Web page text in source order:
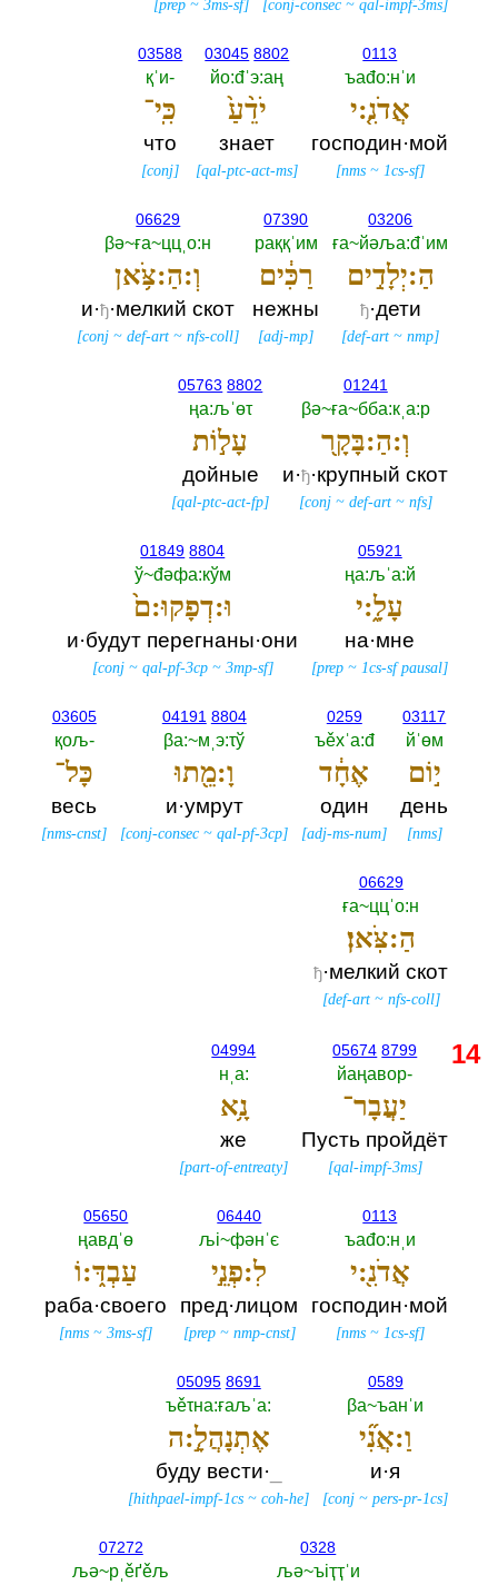
[conj-consec ~qal-impf-3ms]
[prep ~3ms-sf]
0113
ъаđо:нˈи
אֲדֹנִ֤:י
господин·мой
[nms~ 1cs-sf]
03045 8802
йо:đˈэ:аң
יֹדֵ֨עַ֙
знает
[qal-ptc-act-ms]
03588
қˈи-‎
כִּֽי־
что
[conj]
03206
ға~йәља:đˈим
הַ:יְלָדִ֣ים
ђ·дети
[def-art ~nmp]
07390
раққˈим
רַכִּ֔ים
нежны
[adj-mp]
06629
βә~ға~ццˌо:н
וְ:הַ:צֹּ֥אן
и·ђ·мелкий скот
[conj ~def-art ~nfs-coll]
01241
βә~ға~бба:кˌа:р
וְ:הַ:בָּקָ֖ר
и·ђ·крупный скот
[conj~ def-art~ nfs]
05763 8802
ңа:љˈөτ
עָל֣וֹת
дойные
[qal-ptc-act-fp]
05921
ңа:љˈа:й
עָלָ֑:י
на·мне
[prep ~1cs-sf pausal]
01849 8804
ў~đәфа:кўм
וּ:דְפָקוּ:ם֙
и·будут перегнаны·они
[conj~ qal-pf-3cp~ 3mp-sf]
03117
йˈөм
י֣וֹם
день
[nms]
0259
ъěхˈа:đ
אֶחָ֔ד
один
[adj-ms-num]
04191 8804
βа:~мˌэ:τў
וָ:מֵ֖תוּ
и·умрут
[conj-consec ~qal-pf-3cp]
03605
қољ-‎
כָּל־
весь
[nms-cnst]
06629
ға~ццˈо:н
הַ:צֹּֽאן׃
ђ·мелкий скот
[def-art~ nfs-coll]
05674 8799
йаңавор-‎
יַעֲבָר־
Пусть пройдёт
[qal-impf-3ms]
04994
нˌа:‎
נָ֥א
же
[part-of-entreaty]
0113
ъаđо:нˌи
אֲדֹנִ֖:י
господин·мой
[nms~ 1cs-sf]
06440
љi~фәнˈє
לִ:פְנֵ֣י
пред·лицом
[prep~ nmp-cnst]
05650
ңавдˈө
עַבְדּ֑:וֹ
раба·своего
[nms ~3ms-sf]
0589
βа~ъанˈи
וַ:אֲנִ֞י
и·я
[conj ~pers-pr-1cs]
05095 8691
ъěτна:ғаљˈа:‎
אֶתְנָהֲלָ֣:ה
буду вести·
[hithpael-impf-1cs ~coh-he]
0328
љә~ъiҭҭˈи
07272
љә~рˌěґěљ
14